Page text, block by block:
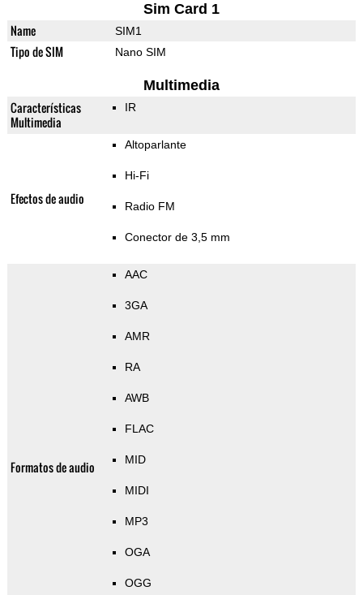
Sim Card 1
Name SIM1
Tipo de SIM Nano SIM
Multimedia
Características
Multimedia
IR
Efectos de audio
Altoparlante
Hi-Fi
Radio FM
Conector de 3,5 mm
Formatos de audio
AAC
3GA
AMR
RA
AWB
FLAC
MID
MIDI
MP3
OGA
OGG